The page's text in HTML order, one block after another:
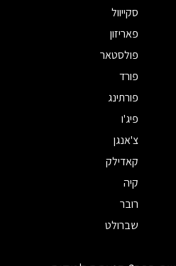
סקייוול
פאריזון
פולסטאר
פורד
פורתינג
פיג'ו
צ'אנגן
קאדילק
קיה
רובר
שברולט